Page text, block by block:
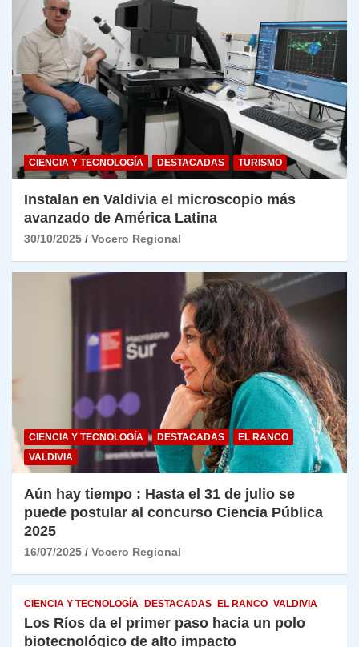
CIENCIA Y TECNOLOGÍA DESTACADAS TURISMO
Instalan en Valdivia el microscopio más
avanzado de América Latina
30/10/2025 Vocero Regional
CIENCIA Y TECNOLOGÍA DESTACADAS
EL RANCO
VALDIVIA
Aún hay tiempo : Hasta el 31 de julio se
puede postular al concurso Ciencia Pública
2025
16/07/2025 Vocero Regional
CIENCIA Y TECNOLOGÍA DESTACADAS EL RANCO VALDIVIA
Los Ríos da el primer paso hacia un polo
biotecnológico de alto impacto